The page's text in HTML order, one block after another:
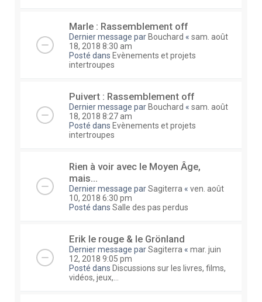
Marle : Rassemblement off
Dernier message par Bouchard « sam. août
18, 2018 8:30 am
Posté dans Evènements et projets
intertroupes
Puivert : Rassemblement off
Dernier message par Bouchard « sam. août
18, 2018 8:27 am
Posté dans Evènements et projets
intertroupes
Rien à voir avec le Moyen Âge,
mais...
Dernier message parSagiterra « ven. août
10, 2018 6:30 pm
Posté dans Salle des pas perdus
Erik le rouge & le Grönland
Dernier message parSagiterra « mar. juin
12, 2018 9:05 pm
Posté dans Discussions sur les livres, films,
vidéos, jeux,...